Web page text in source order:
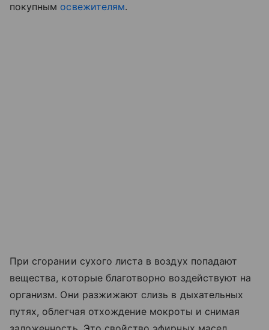
покупным освежителям.
При сгорании сухого листа в воздух попадают
вещества, которые благотворно воздействуют на
организм. Они разжижают слизь в дыхательных
путях, облегчая отхождение мокроты и снимая